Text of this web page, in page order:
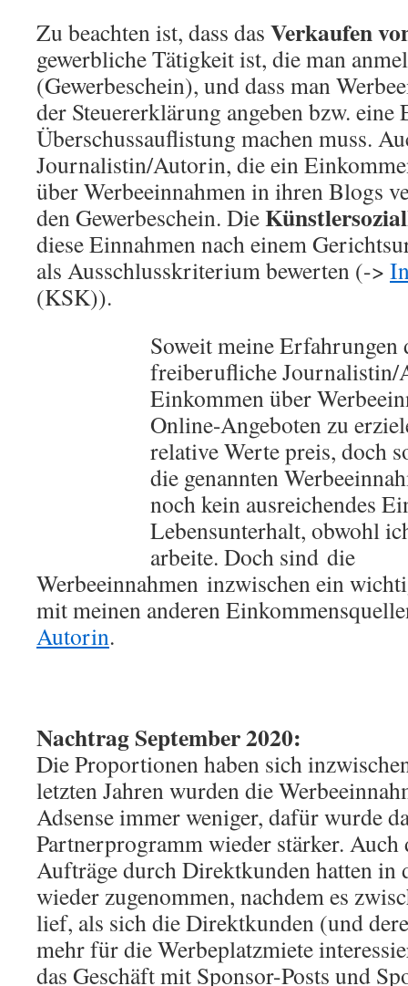
Zu beachten ist, dass das Verkaufen
gewerbliche Tätigkeit ist, die man
(Gewerbeschein), und dass man
der Steuererklärung angeben bzw.
Überschussauflistung machen muss.
Journalistin/Autorin, die ein
über Werbeeinnahmen in ihren Blogs
den Gewerbeschein. Die
diese Einnahmen nach einem
als Ausschlusskriterium bewerten (->
(KSK)).
Soweit meine Erfahrungen
freiberufliche
Einkommen über
Online-Angeboten zu
relative Werte preis, doch
die genannten
noch kein ausreichendes
Lebensunterhalt, obwohl
arbeite. Doch sind die
Werbeeinnahmen inzwischen ein
mit meinen anderen
Autorin.
Nachtrag September 2020:
Die Proportionen haben sich
letzten Jahren wurden die
Adsense immer weniger, dafür wurde
Partnerprogramm wieder stärker.
Aufträge durch Direktkunden hatten in
wieder zugenommen, nachdem es
lief, als sich die Direktkunden (und
mehr für die Werbeplatzmiete
das Geschäft mit Sponsor-Posts und